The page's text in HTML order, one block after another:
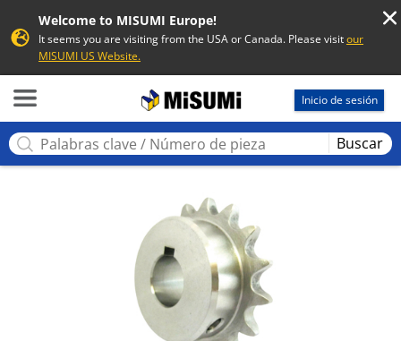
Welcome to MISUMI Europe!
It seems you are visiting from the USA or Canada. Please visitour
MISUMI US Website.
Inicio de sesión
Buscar